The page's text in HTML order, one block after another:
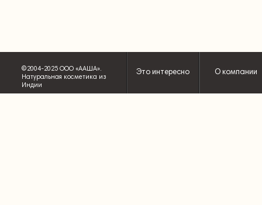
Это интересно О компании
©2004-2025 ООО «ААША».
Натуральная косметика из
Индии